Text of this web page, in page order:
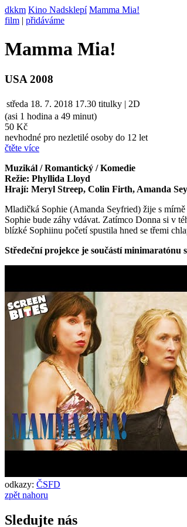
dkkm Kino Nadsklepí Mamma Mia!
film | přidáváme
Mamma Mia!
USA 2008
středa 18. 7. 2018 17.30 titulky | 2D
(asi 1 hodina a 49 minut)
50 Kč
nevhodné pro nezletilé osoby do 12 let
čtěte více
Muzikál / Romantický / Komedie
Režie: Phyllida Lloyd
Hrají: Meryl Streep, Colin Firth, Amanda
Mladičká Sophie (Amanda Seyfried) žije s
Sophie bude záhy vdávat. Zatímco Donna si v
blízké Sophiinu početí spustila hned se třemi
Středeční projekce je součástí
odkazy: ČSFD
zpět nahoru
Sledujte nás